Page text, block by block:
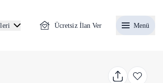
Ücretsiz İlan Ver Menü